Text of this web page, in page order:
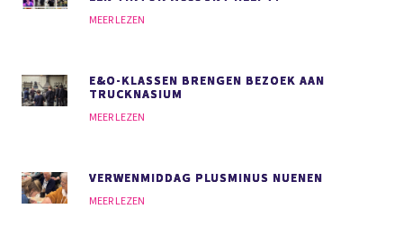
MEER LEZEN
E&O-KLASSEN BRENGEN BEZOEK AAN
TRUCKNASIUM
MEER LEZEN
VERWENMIDDAG PLUSMINUS NUENEN
MEER LEZEN